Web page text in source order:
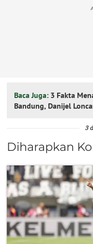
Baca Juga: 3 Fakta
Bandung, Danijel
3
Diharapkan